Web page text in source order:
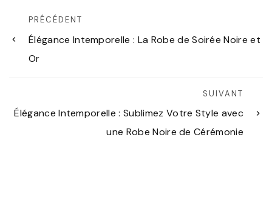
PRÉCÉDENT
Élégance Intemporelle : La Robe de Soirée Noire et
Or
SUIVANT
Élégance Intemporelle : Sublimez Votre Style avec
une Robe Noire de Cérémonie